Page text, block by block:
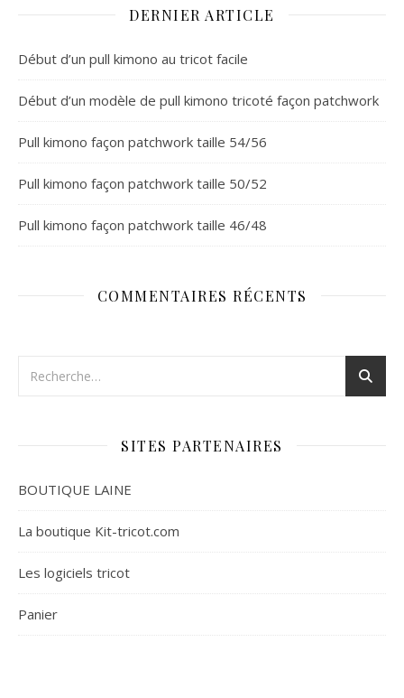
DERNIER ARTICLE
Début d’un pull kimono au tricot facile
Début d’un modèle de pull kimono tricoté façon patchwork
Pull kimono façon patchwork taille 54/56
Pull kimono façon patchwork taille 50/52
Pull kimono façon patchwork taille 46/48
COMMENTAIRES RÉCENTS
SITES PARTENAIRES
BOUTIQUE LAINE
La boutique Kit-tricot.com
Les logiciels tricot
Panier